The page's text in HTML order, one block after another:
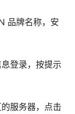
品牌名称，安
登录，按提示
服务器，点击